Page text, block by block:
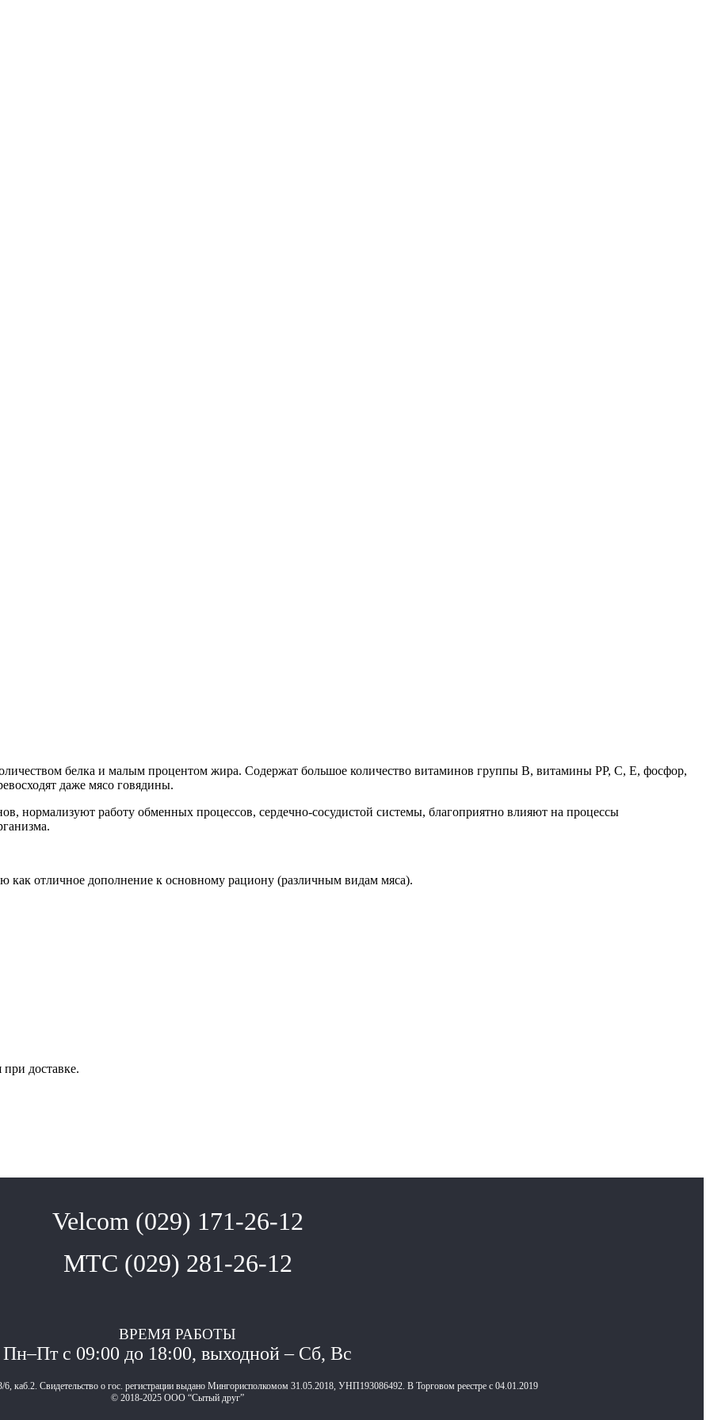
белка и малым процентом жира. Содержат большое количество витаминов группы В, витамины РР, С, Е, фосфор,
даже мясо говядины.
нормализуют работу обменных процессов, сердечно-сосудистой системы, благоприятно влияют на процессы
как отличное дополнение к основному рациону (различным видам мяса).
при доставке.
Velcom (029) 171-26-12
МТС (029) 281-26-12
ВРЕМЯ РАБОТЫ
Пн–Пт с 09:00 до 18:00, выходной – Сб, Вс
каб.2. Свидетельство о гос. регистрации выдано Мингорисполкомом 31.05.2018, УНП193086492. В Торговом реестре с 04.01.2019
© 2018-2025 ООО “Сытый друг”